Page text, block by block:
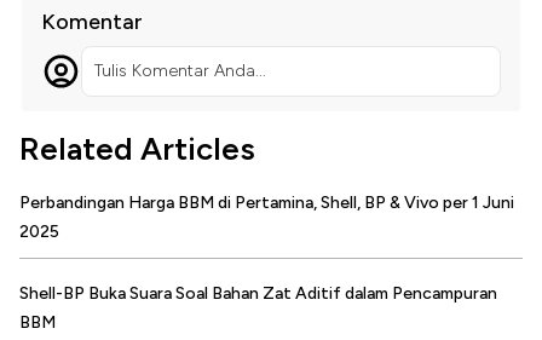
Komentar
Tulis Komentar Anda...
Related Articles
Perbandingan Harga BBM di Pertamina, Shell, BP & Vivo per 1 Juni
2025
Shell-BP Buka Suara Soal Bahan Zat Aditif dalam Pencampuran
BBM